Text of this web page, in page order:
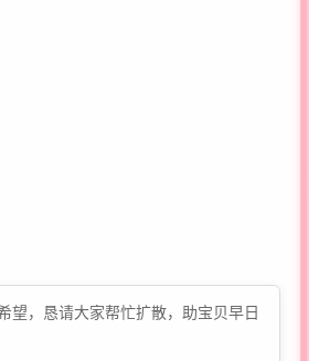
望，恳请大家帮忙扩散，助宝贝早日